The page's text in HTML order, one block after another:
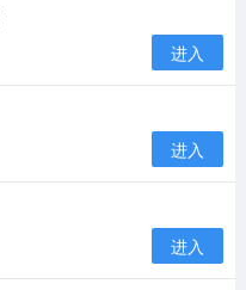
进入
进入
进入